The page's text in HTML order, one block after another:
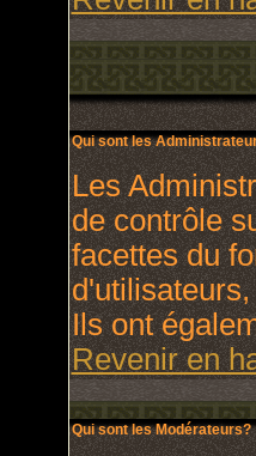
Qui sont les
Les
de contrôle
facettes du
Ils ont
Revenir en
Qui sont les Modérateurs?